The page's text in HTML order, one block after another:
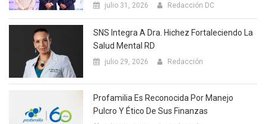
julio 31, 2026 Redacción DC
SNS Integra A Dra. Hichez Fortaleciendo La
Salud Mental RD
julio 29, 2026 Redacción
Profamilia Es Reconocida Por Manejo
Pulcro Y Ético De Sus Finanzas